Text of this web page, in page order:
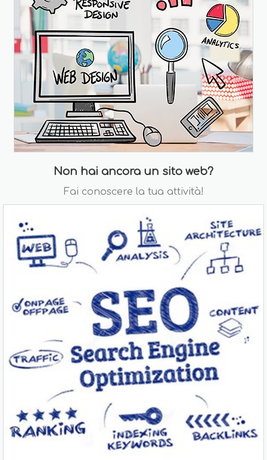
Non hai ancora un sito web?
Fai conoscere la tua attività!